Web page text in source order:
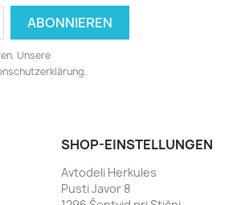
Unsere
SHOP-EINSTELLUNGEN
Avtodeli Herkules
Pusti Javor 8